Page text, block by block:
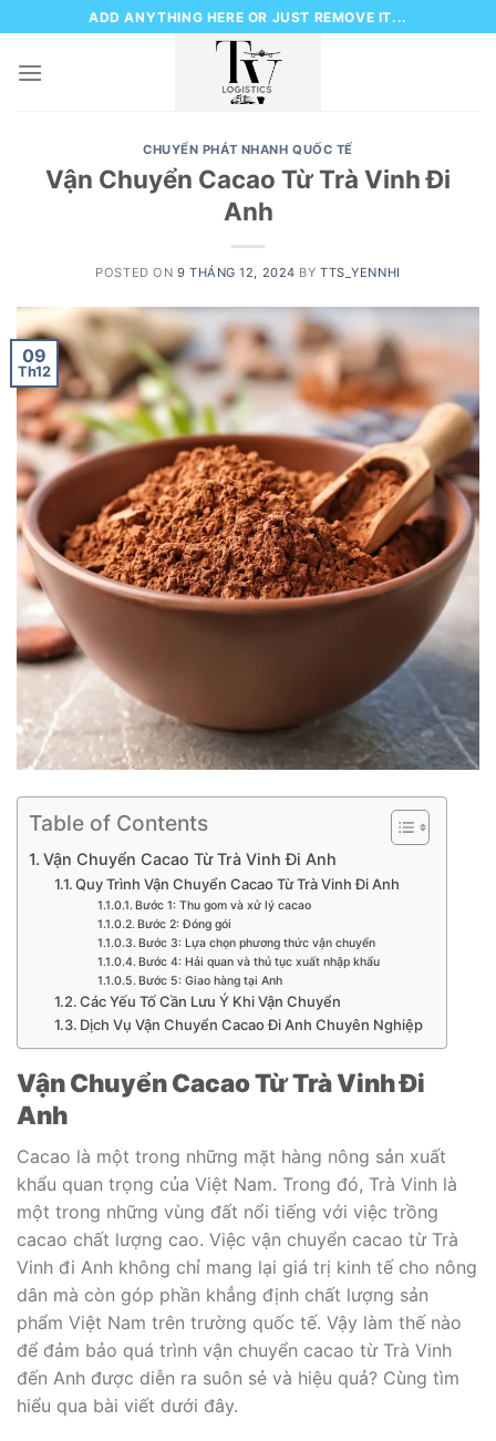
to
content
ADD ANYTHING HERE OR JUST REMOVE IT...
CHUYỂN PHÁT NHANH QUỐC TẾ
Vận Chuyển Cacao Từ Trà Vinh Đi
Anh
POSTED ON 9 THÁNG 12, 2024 BYTTS_YENNHI
09
Th12
Table of Contents
Vận Chuyển Cacao Từ Trà Vinh Đi Anh
Quy Trình Vận Chuyển Cacao Từ Trà Vinh Đi Anh
Bước 1: Thu gom và xử lý cacao
Bước 2: Đóng gói
Bước 3: Lựa chọn phương thức vận chuyển
Bước 4: Hải quan và thủ tục xuất nhập khẩu
Bước 5: Giao hàng tại Anh
Các Yếu Tố Cần Lưu Ý Khi Vận Chuyển
Dịch Vụ Vận Chuyển Cacao Đi Anh Chuyên Nghiệp
Vận Chuyển Cacao Từ Trà Vinh Đi
Anh
Cacao là một trong những mặt hàng nông sản xuất
khẩu quan trọng của Việt Nam. Trong đó, Trà Vinh là
một trong những vùng đất nổi tiếng với việc trồng
cacao chất lượng cao. Việc vận chuyển cacao từ Trà
Vinh đi Anh không chỉ mang lại giá trị kinh tế cho nông
dân mà còn góp phần khẳng định chất lượng sản
phẩm Việt Nam trên trường quốc tế. Vậy làm thế nào
để đảm bảo quá trình vận chuyển cacao từ Trà Vinh
đến Anh được diễn ra suôn sẻ và hiệu quả? Cùng tìm
hiểu qua bài viết dưới đây.